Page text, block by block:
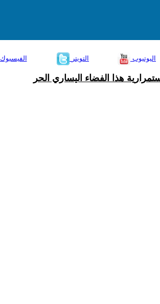
الفيسبوك
التويتر اليوتيوب
هذا الفضاء اليساري الحر